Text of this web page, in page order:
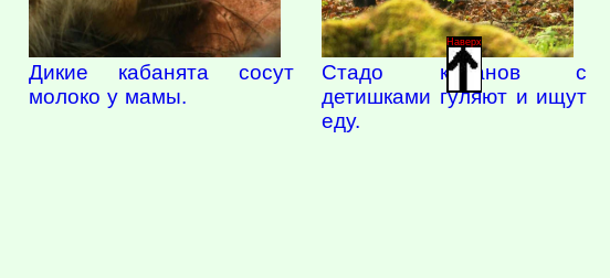
Дикие кабанята сосут
молоко у мамы.
Стадо кабанов с
детишками гуляют и ищут
еду.
Наверх